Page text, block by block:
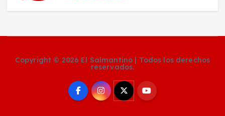
Copyright © 2026 El Salmantino | Todos los derechos
reservados.